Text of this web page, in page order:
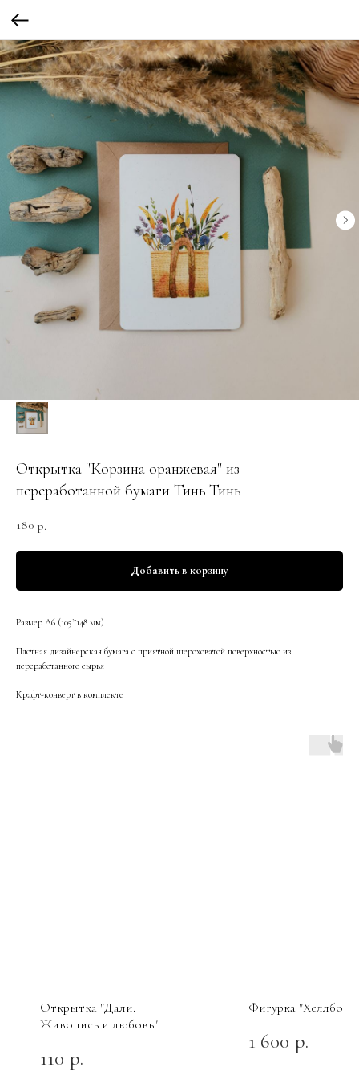
Открытка "Корзина оранжевая" из
переработанной бумаги Тинь Тинь
180 р.
Добавить в корзину
Размер А6 (105*148 мм)
Плотная дизайнерская бумага с приятной шероховатой поверхностью из
переработанного сырья
Крафт-конверт в комплекте
Открытка "Дали.
Живопись и любовь"
110 р.
Фигурка "Хеллбой"
1 600 р.